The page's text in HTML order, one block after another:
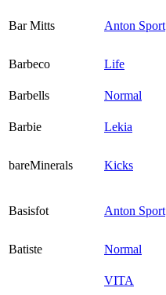
Bar Mitts Anton Sport
Barbeco
Life
Barbells
Normal
Barbie
Lekia
bareMinerals Kicks
Basisfot Anton Sport
Batiste
Normal
VITA